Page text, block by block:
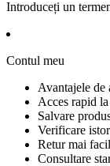
Introduceți un
Contul meu
Avantajele de
Acces rapid
Salvare
Verificare
Retur mai facil
Consultare